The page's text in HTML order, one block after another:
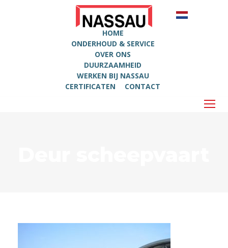
HOME
ONDERHOUD & SERVICE
OVER ONS
DUURZAAMHEID
WERKEN BIJ NASSAU
CERTIFICATEN
CONTACT